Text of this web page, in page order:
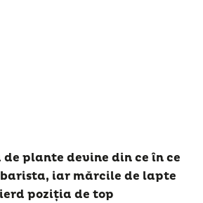
plante devine din ce în ce
iar mărcile de lapte
poziția de top